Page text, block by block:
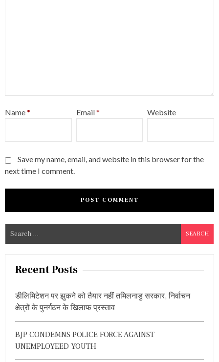
Name* Email* Website
Save my name, email, and website in this browser for the
next time I comment.
e
a
Recent Posts
डीलिमिटेशन पर झुकने को तैयार नहीं तमिलनाडु सरकार, निर्वाचन
क्षेत्रों के पुनर्गठन के खिलाफ प्रस्ताव
BJP CONDEMNS POLICE FORCE AGAINST
UNEMPLOYEED YOUTH